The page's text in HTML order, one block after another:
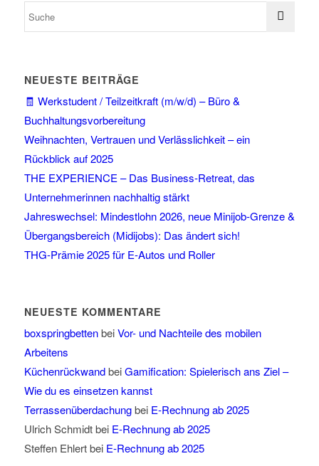
NEUESTE BEITRÄGE
🧾 Werkstudent / Teilzeitkraft (m/w/d) – Büro &
Buchhaltungsvorbereitung
Weihnachten, Vertrauen und Verlässlichkeit – ein
Rückblick auf 2025
THE EXPERIENCE – Das Business-Retreat, das
Unternehmerinnen nachhaltig stärkt
Jahreswechsel: Mindestlohn 2026, neue Minijob-Grenze &
Übergangsbereich (Midijobs): Das ändert sich!
THG-Prämie 2025 für E-Autos und Roller
NEUESTE KOMMENTARE
boxspringbettenbeiVor- und Nachteile des mobilen
Arbeitens
KüchenrückwandbeiGamification: Spielerisch ans Ziel –
Wie du es einsetzen kannst
Terrassenüberdachungbei E-Rechnung ab 2025
Ulrich Schmidtbei E-Rechnung ab 2025
Steffen Ehlertbei E-Rechnung ab 2025